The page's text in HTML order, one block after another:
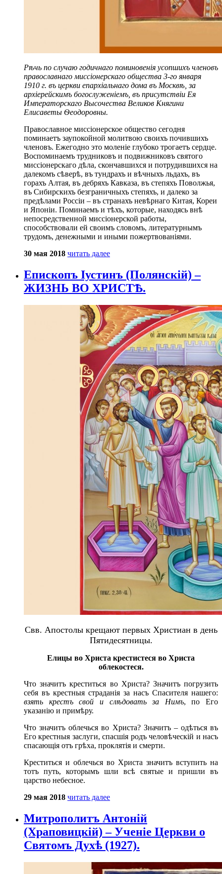
Рѣчь по случаю годичнаго поминовенія усопшихъ членовъ
православнаго миссіонерскаго общества 3-го января
1910 г. въ церкви епархіальнаго дома въ Москвѣ, за
архіерейскимъ богослуженіемъ, въ присутствіи Ея
Императорскаго Высочества Великов Княгини
Елисаветы Ѳеодоровны.
Православное миссіонерское общество сегодня
поминаетъ заупокойной молитвою своихъ почившихъ
членовъ. Ежегодно это моленіе глубоко трогаетъ сердце.
Воспоминаемъ трудниковъ и подвижниковъ святого
миссіонерскаго дѣла, скончавшихся и потрудившихся на
далекомъ сѣверѣ, въ тундрахъ и вѣчныхъ льдахъ, въ
горахъ Алтая, въ дебряхъ Кавказа, въ степяхъ Поволжья,
въ Сибирскихъ безграничныхъ степяхъ, и далеко за
предѣлами Россіи – въ странахъ невѣрнаго Китая, Кореи
и Японіи. Поминаемъ и тѣхъ, которые, находясь внѣ
непосредственной миссіонерской работы,
способствовали ей своимъ словомъ, литературнымъ
трудомъ, денежными и иными пожертвованіями.
30 мая 2018 читать далее
Епископъ Іустинъ (Полянскій) –
ЖИЗНЬ ВО ХРИСТѢ.
Свв. Апостолы крещают первых Христиан в день
Пятидесятницы.
Елицы во Христа крестистеся во Христа
облекостеся.
Что значитъ креститься во Христа? Значитъ погрузить
себя въ крестныя страданія за насъ Спасителя нашего:
взять крестъ свой и слѣдовать за Нимъ, по Его
указанію и примѣру.
Что значитъ облечься во Христа? Значитъ – одѣться въ
Его крестныя заслуги, спасшія родъ человѣческій и насъ
спасающія отъ грѣха, проклятія и смерти.
Креститься и облечься во Христа значитъ вступить на
тотъ путь, которымъ шли всѣ святые и пришли въ
царство небесное.
29 мая 2018 читать далее
Митрополитъ Антоній
(Храповицкій) – Ученіе Церкви о
Святомъ Духѣ (1927).